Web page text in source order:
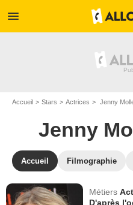
menu
Accueil Stars Actrices Jenny
Jenny
Accueil Filmographie
Métiers
D'après